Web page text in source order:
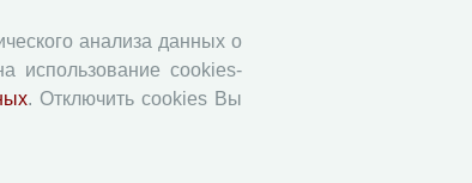
и социальные перемены
развития территории
анализа данных о
использование cookies-
. Отключить cookies Вы